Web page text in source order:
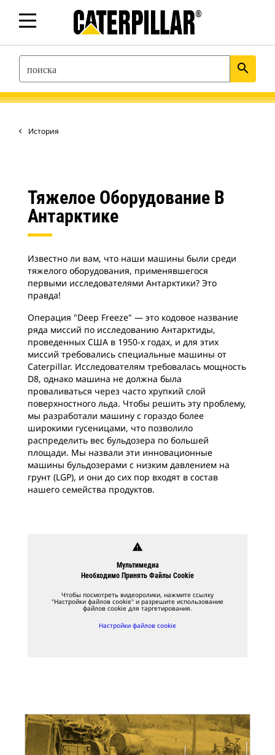
SEARCH search
История
Тяжелое Оборудование В
Антарктике
Известно ли вам, что наши машины были среди
тяжелого оборудования, применявшегося
первыми исследователями Антарктики? Это
правда!
Операция "Deep Freeze" — это кодовое название
ряда миссий по исследованию Антарктиды,
проведенных США в 1950-х годах, и для этих
миссий требовались специальные машины от
Caterpillar. Исследователям требовалась мощность
D8, однако машина не должна была
проваливаться через часто хрупкий слой
поверхностного льда. Чтобы решить эту проблему,
мы разработали машину с гораздо более
широкими гусеницами, что позволило
распределить вес бульдозера по большей
площади. Мы назвали эти инновационные
машины бульдозерами с низким давлением на
грунт (LGP), и они до сих пор входят в состав
нашего семейства продуктов.
warning
Мультимедиа
Необходимо Принять Файлы Cookie
Чтобы посмотреть видеоролики, нажмите ссылку
"Настройки файлов cookie" и разрешите использование
файлов cookie для таргетирования.
Настройки файлов cookie